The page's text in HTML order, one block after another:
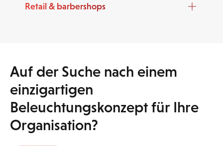
Retail & barbershops
Auf der Suche nach einem
einzigartigen
Beleuchtungskonzept für Ihre
Organisation?